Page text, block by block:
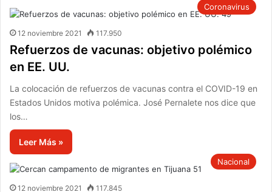
Coronavirus
12 noviembre 2021 117.950
Refuerzos de vacunas: objetivo polémico
en EE. UU.
La colocación de refuerzos de vacunas contra el COVID-19 en
Estados Unidos motiva polémica. José Pernalete nos dice que
los…
Leer Más »
Nacional
12 noviembre 2021 117.845